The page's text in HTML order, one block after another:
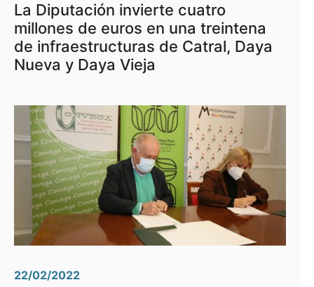
La Diputación invierte cuatro
millones de euros en una treintena
de infraestructuras de Catral, Daya
Nueva y Daya Vieja
22/02/2022